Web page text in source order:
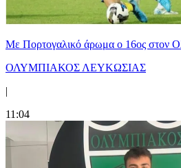
Με Πορτογαλικό άρωμα ο 16ος στον
ΟΛΥΜΠΙΑΚΟΣ ΛΕΥΚΩΣΙΑΣ
|
11:04